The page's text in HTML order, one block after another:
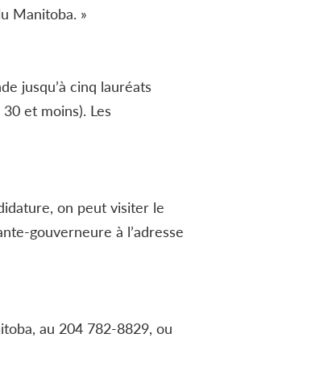
Manitoba. »
jusqu’à cinq lauréats
et moins). Les
on peut visiter le
gouverneure à l’adresse
au 204 782-8829, ou